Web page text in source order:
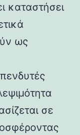
καταστήσει
ως
σε